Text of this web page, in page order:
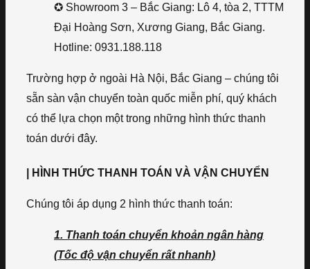
✪ Showroom 3 – Bắc Giang: Lô 4, tòa 2, TTTM
Đại Hoàng Sơn, Xương Giang, Bắc Giang.
Hotline: 0931.188.118
Trường hợp ở ngoài Hà Nội, Bắc Giang – chúng tôi
sẵn sàn vận chuyển toàn quốc miễn phí, quý khách
có thể lựa chọn một trong những hình thức thanh
toán dưới đây.
| HÌNH THỨC THANH TOÁN VÀ VẬN CHUYỂN
Chúng tôi áp dụng 2 hình thức thanh toán:
1. Thanh toán chuyển khoản ngân hàng
(Tốc độ vận chuyển rất nhanh)